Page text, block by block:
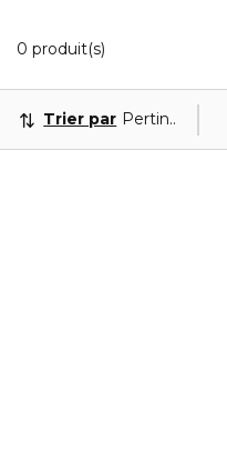
0 produit(s)
Trier par Pertinence